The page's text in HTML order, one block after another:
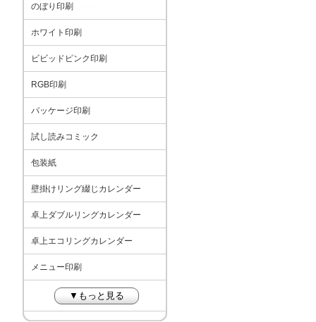
のぼり印刷
ホワイト印刷
ビビッドピンク印刷
RGB印刷
パッケージ印刷
試し読みコミック
包装紙
壁掛けリング綴じカレンダー
卓上ダブルリングカレンダー
卓上エコリングカレンダー
メニュー印刷
▼もっと見る